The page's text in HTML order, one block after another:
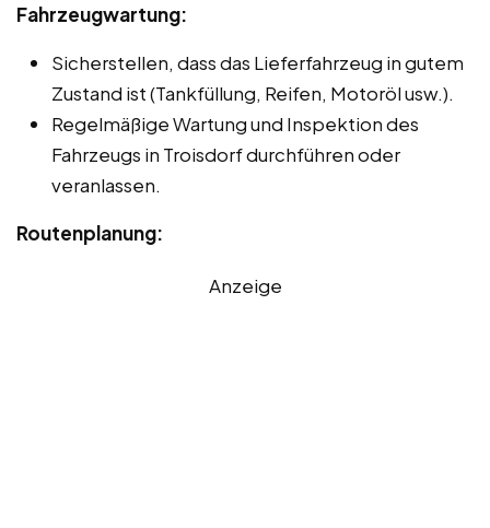
Fahrzeugwartung:
Sicherstellen, dass das Lieferfahrzeug in gutem
Zustand ist (Tankfüllung, Reifen, Motoröl usw.).
Regelmäßige Wartung und Inspektion des
Fahrzeugs in Troisdorf durchführen oder
veranlassen.
Routenplanung:
Anzeige